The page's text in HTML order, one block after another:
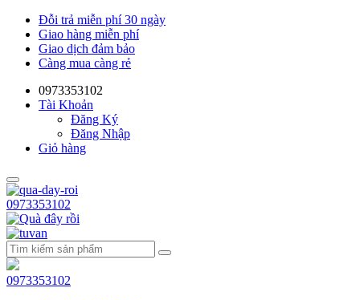
Đỗi trả miễn phí 30 ngày
Giao hàng miễn phí
Giao dịch đảm bảo
Càng mua càng rẻ
0973353102
Tài Khoản
Đăng Ký
Đăng Nhập
Giỏ hàng
0973353102
0973353102